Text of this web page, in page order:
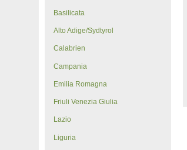
Basilicata
Alto Adige/Sydtyrol
Calabrien
Campania
Emilia Romagna
Friuli Venezia Giulia
Lazio
Liguria